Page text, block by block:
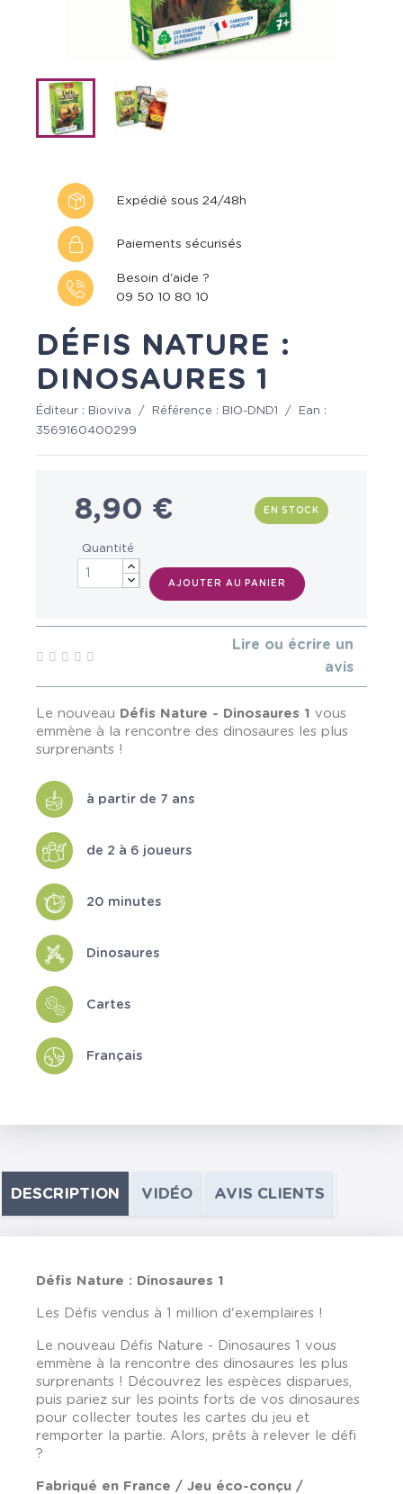
Expédié sous 24/48h
Paiements sécurisés
Besoin d'aide ?
09 50 10 80 10
DÉFIS NATURE :
DINOSAURES 1
Éditeur : Bioviva / Référence : BIO-DND1 /
Ean :
3569160400299
8,90 € EN STOCK
Quantité
AJOUTER AU PANIER
Lire ou écrire un
avis
Le nouveau Défis Nature - Dinosaures 1 vous
emmène à la rencontre des dinosaures les plus
surprenants !
à partir de 7 ans
de 2 à 6 joueurs
20 minutes
Dinosaures
Cartes
Français
DESCRIPTION VIDÉO AVIS CLIENTS
Défis Nature : Dinosaures 1
Les Défis vendus à 1 million d'exemplaires !
Le nouveau Défis Nature - Dinosaures 1 vous
emmène à la rencontre des dinosaures les plus
surprenants ! Découvrez les espèces disparues,
puis pariez sur les points forts de vos dinosaures
pour collecter toutes les cartes du jeu et
remporter la partie. Alors, prêts à relever le défi
?
Fabriqué en France / Jeu éco-conçu /